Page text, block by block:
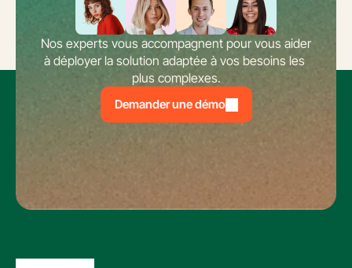
Nos experts vous accompagnent pour vous aider
à déployer la solution adaptée à vos besoins les
plus complexes.
Demander une démo